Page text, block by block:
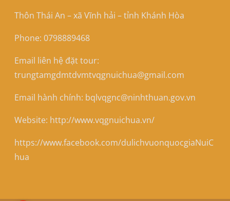
Thôn Thái An – xã Vĩnh hải – tỉnh Khánh Hòa
Phone: 0798889468
Email liên hệ đặt tour:
trungtamgdmtdvmtvqgnuichua@gmail.com
Email hành chính: bqlvqgnc@ninhthuan.gov.vn
Website: http://www.vqgnuichua.vn/
https://www.facebook.com/dulichvuonquocgiaNuiC
hua